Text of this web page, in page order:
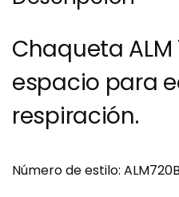
Chaqueta
espacio para
respiración.
Número de estilo: